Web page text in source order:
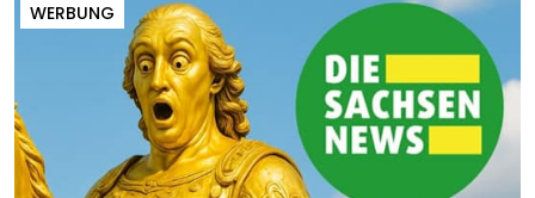
WERBUNG